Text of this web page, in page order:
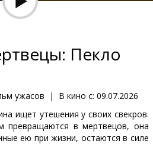
Пекло
ужасов | В кино с: 09.07.2026
ищет утешения у своих свекров.
превращаются в мертвецов, она
ею при жизни, остаются в силе